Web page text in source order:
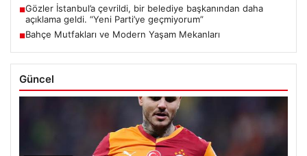
■Gözler İstanbul’a çevrildi, bir belediye başkanından daha
açıklama geldi. “Yeni Parti’ye geçmiyorum”
■Bahçe Mutfakları ve Modern Yaşam Mekanları
Güncel